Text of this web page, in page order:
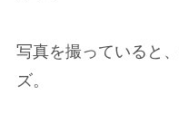
写真を撮っていると
ズ。